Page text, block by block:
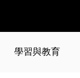
學習與教育